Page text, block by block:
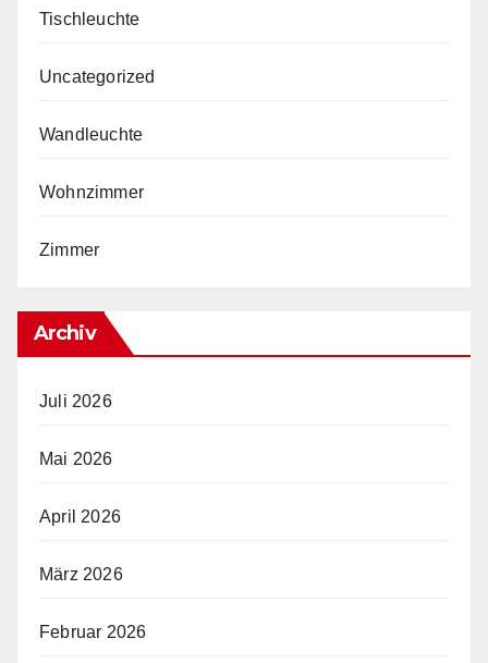
Tischleuchte
Uncategorized
Wandleuchte
Wohnzimmer
Zimmer
Archiv
Juli 2026
Mai 2026
April 2026
März 2026
Februar 2026